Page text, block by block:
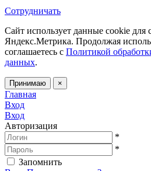
Сотрудничать
Сайт использует данные cookie для
Яндекс.Метрика. Продолжая
соглашаетесь с Политикой
данных.
Принимаю ×
Главная
Вход
Вход
Авторизация
*
*
Запомнить